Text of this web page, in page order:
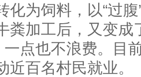
化为饲料，以“过
粪加工后，又变成
一点也不浪费。目
近百名村民就业。